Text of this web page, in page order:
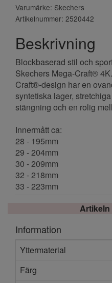
Varumärke: Skechers
Artikelnummer: 2520442
Beskrivning
Blockbaserad stil och
Skechers Mega-Craft®
Craft®-design har en
syntetiska lager,
stängning och en rolig
Innermått ca:
28 - 195mm
29 - 204mm
30 - 209mm
32 - 218mm
33 - 223mm
Artikeln
Information
Yttermaterial
Färg